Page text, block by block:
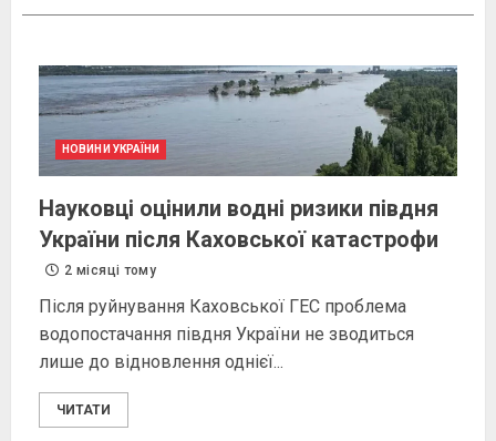
НОВИНИ УКРАЇНИ
Науковці оцінили водні ризики півдня
України після Каховської катастрофи
2 місяці тому
Після руйнування Каховської ГЕС проблема
водопостачання півдня України не зводиться
лише до відновлення однієї...
ЧИТАТИ